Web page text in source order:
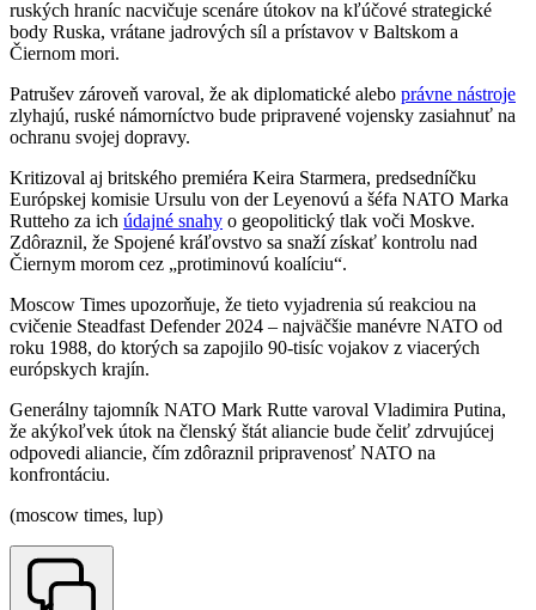
ruských hraníc nacvičuje scenáre útokov na kľúčové strategické
body Ruska, vrátane jadrových síl a prístavov v Baltskom a
Čiernom mori.
Patrušev zároveň varoval, že ak diplomatické alebo právne nástroje
zlyhajú, ruské námorníctvo bude pripravené vojensky zasiahnuť na
ochranu svojej dopravy.
Kritizoval aj britského premiéra Keira Starmera, predsedníčku
Európskej komisie Ursulu von der Leyenovú a šéfa NATO Marka
Rutteho za ich údajné snahy o geopolitický tlak voči Moskve.
Zdôraznil, že Spojené kráľovstvo sa snaží získať kontrolu nad
Čiernym morom cez „protiminovú koalíciu“.
Moscow Times upozorňuje, že tieto vyjadrenia sú reakciou na
cvičenie Steadfast Defender 2024 – najväčšie manévre NATO od
roku 1988, do ktorých sa zapojilo 90-tisíc vojakov z viacerých
európskych krajín.
Generálny tajomník NATO Mark Rutte varoval Vladimira Putina,
že akýkoľvek útok na členský štát aliancie bude čeliť zdrvujúcej
odpovedi aliancie, čím zdôraznil pripravenosť NATO na
konfrontáciu.
(moscow times, lup)